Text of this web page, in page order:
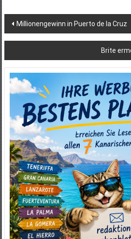
Beitragsnavigation
Millionengewinn in Puerto de la Cruz
Brite